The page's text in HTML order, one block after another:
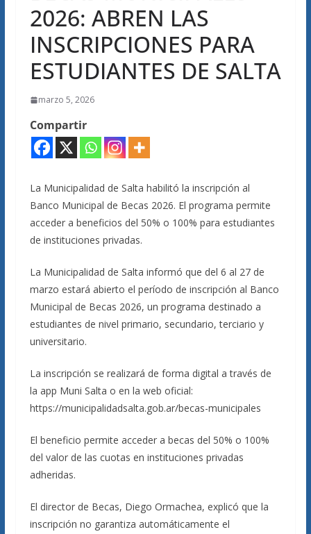
2026: ABREN LAS
INSCRIPCIONES PARA
ESTUDIANTES DE SALTA
marzo 5, 2026
Compartir
La Municipalidad de Salta habilitó la inscripción al
Banco Municipal de Becas 2026. El programa permite
acceder a beneficios del 50% o 100% para estudiantes
de instituciones privadas.
La Municipalidad de Salta informó que del 6 al 27 de
marzo estará abierto el período de inscripción al Banco
Municipal de Becas 2026, un programa destinado a
estudiantes de nivel primario, secundario, terciario y
universitario.
La inscripción se realizará de forma digital a través de
la app Muni Salta o en la web oficial:
https://municipalidadsalta.gob.ar/becas-municipales⁠
El beneficio permite acceder a becas del 50% o 100%
del valor de las cuotas en instituciones privadas
adheridas.
El director de Becas, Diego Ormachea, explicó que la
inscripción no garantiza automáticamente el